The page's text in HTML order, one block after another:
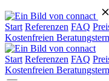
Start Referenzen FAQ
Kostenfreien
Start Referenzen FAQ
Kostenfreien